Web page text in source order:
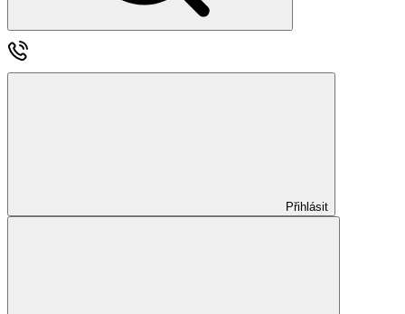
Přihlásit